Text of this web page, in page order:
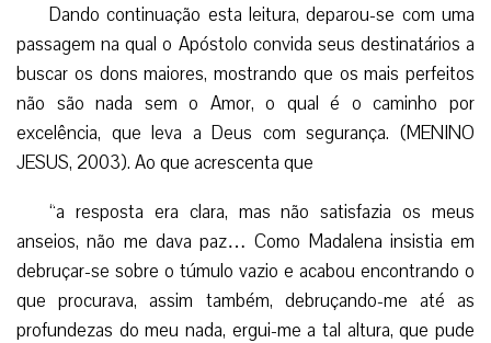
Dando continuação esta leitura, deparou-se com uma
passagem na qual o Apóstolo convida seus destinatários a
buscar os dons maiores, mostrando que os mais perfeitos
não são nada sem o Amor, o qual é o caminho por
excelência, que leva a Deus com segurança. (MENINO
JESUS, 2003). Ao que acrescenta que
“a resposta era clara, mas não satisfazia os meus
anseios, não me dava paz… Como Madalena insistia em
debruçar-se sobre o túmulo vazio e acabou encontrando o
que procurava, assim também, debruçando-me até as
profundezas do meu nada, ergui-me a tal altura, que pude